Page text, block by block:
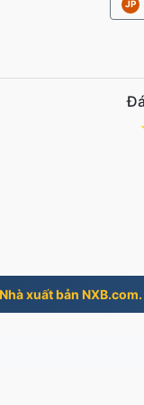
JP
Nhà xuất bản NXB.com.